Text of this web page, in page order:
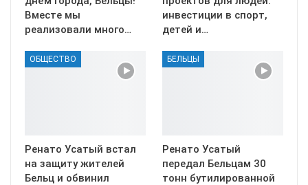
Вместе мы
реализовали много…
инвестиции в спорт,
детей и…
ОБЩЕСТВО
Ренато Усатый встал
на защиту жителей
Бельц и обвинил
БЕЛЬЦЫ
Ренато Усатый
передал Бельцам 30
тонн бутилированной